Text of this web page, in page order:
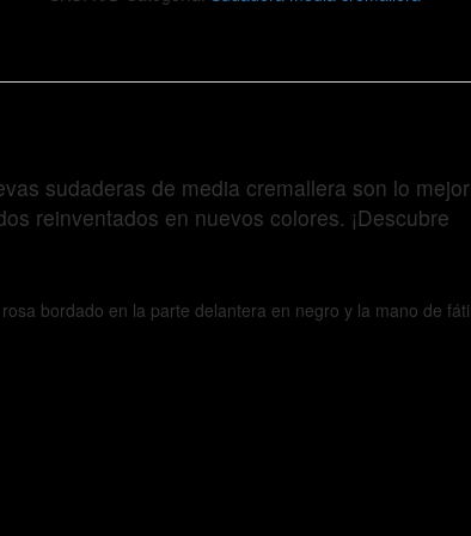
sudaderas de media cremallera son lo mejor
reinventados en nuevos colores. ¡Descubre
bordado en la parte delantera en negro y la mano de